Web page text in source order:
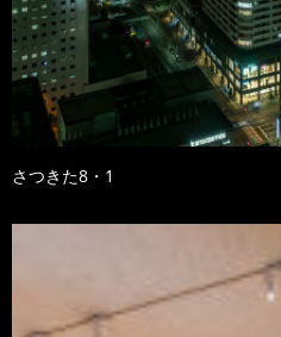
さつきた8・1